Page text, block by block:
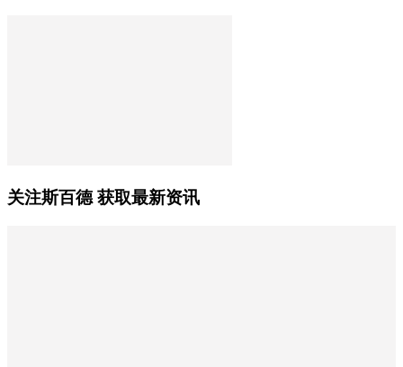
关注斯百德 获取最新资讯